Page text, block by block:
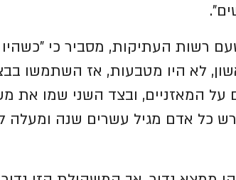
רשות העתיקות, מסביר כי
לא היו מטבעות, אז השתמשו
המאזניים, ובצד השני שמו את
כל אדם מגיל עשרים שנה ומעלה